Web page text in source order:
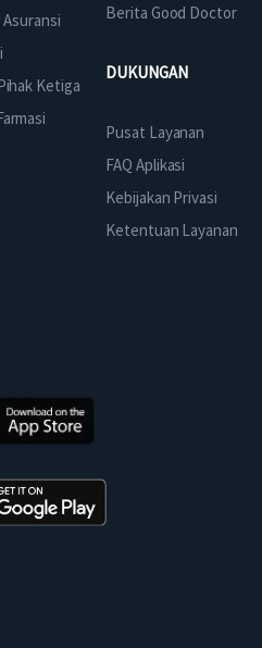
Asuransi
Ketiga
Berita Good Doctor
DUKUNGAN
Pusat Layanan
FAQ Aplikasi
Kebijakan Privasi
Ketentuan Layanan